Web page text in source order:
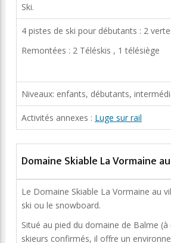
Ski.
4 pistes de ski pour débutants : 2
Remontées : 2 Téléskis , 1 télésiège
Niveaux: enfants, débutants,
Activités annexes : Luge sur rail
Domaine Skiable La Vormaine
Le Domaine Skiable La Vormaine au
ski ou le snowboard.
Situé au pied du domaine de Balme
skieurs confirmés, il offre un